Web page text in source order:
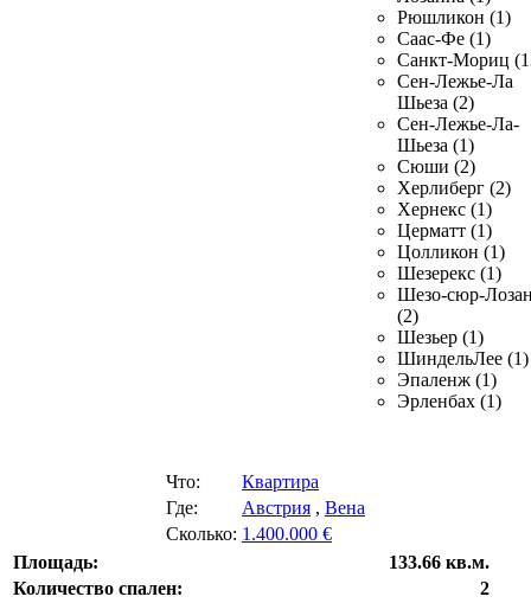
Рюшликон (1)
Саас-Фе (1)
Санкт-Мориц
Сен-Лежье-Ла
Шьеза (2)
Сен-Лежье-Ла-
Шьеза (1)
Сюши (2)
Херлиберг (2)
Хернекс (1)
Церматт (1)
Цолликон (1)
Шезерекс (1)
Шезо-сюр-
(2)
Шезьер (1)
ШиндельЛее (1)
Эпаленж (1)
Эрленбах (1)
Что:
Квартира
Где:
Австрия , Вена
Сколько: 1.400.000 €
Площадь:
133.66 кв.м.
Количество спален:
2